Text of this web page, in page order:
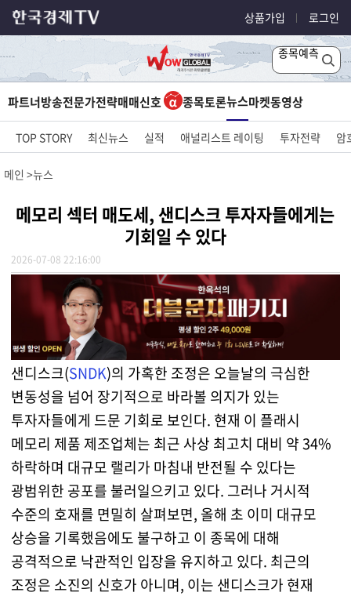
상품가입 로그인
종목예측
파트너방송전문가전략매매신호 종목토론뉴스마켓동영상
TOP STORY 최신뉴스 실적 애널리스트 레이팅 투자전략 암
메인 뉴스
메모리 섹터 매도세, 샌디스크 투자자들에게는
기회일 수 있다
2026-07-08 22:16:00
샌디스크(SNDK)의 가혹한 조정은 오늘날의 극심한
변동성을 넘어 장기적으로 바라볼 의지가 있는
투자자들에게 드문 기회로 보인다. 현재 이 플래시
메모리 제품 제조업체는 최근 사상 최고치 대비 약 34%
하락하며 대규모 랠리가 마침내 반전될 수 있다는
광범위한 공포를 불러일으키고 있다. 그러나 거시적
수준의 호재를 면밀히 살펴보면, 올해 초 이미 대규모
상승을 기록했음에도 불구하고 이 종목에 대해
공격적으로 낙관적인 입장을 유지하고 있다. 최근의
조정은 소진의 신호가 아니며, 이는 샌디스크가 현재